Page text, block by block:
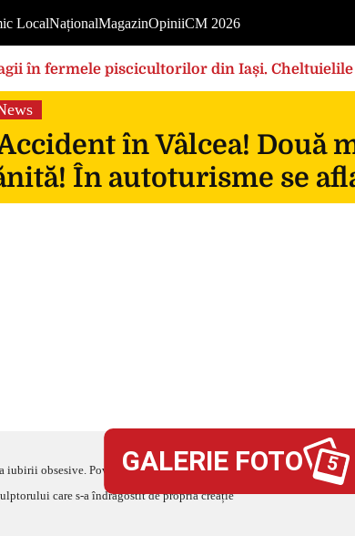
LocalNaționalMagazinOpiniiCM 2026
în fermele piscicultorilor din Iași.
foarte mari”
în Vâlcea! Două
În autoturisme se
obsesive. Povestea sculptorului care s-a îndrăgostit de propria
GALERIE FOTO 5